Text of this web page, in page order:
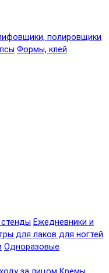
полировщики
Формы, клей
Ежедневники и
для лаков для ногтей
Одноразовые